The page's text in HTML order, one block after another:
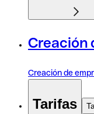
Creación
Creación de
Tarifas